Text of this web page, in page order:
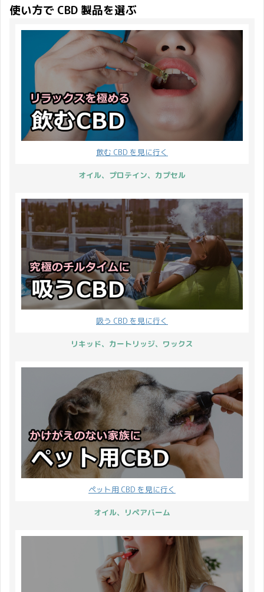
は、Shea BrandのCBDセ
らご紹介です↓ Shea
Brand CBD セラムを使っ
てみての感想 まず見た目
ですがリゾート地をイメ
ージするようなどこかワ
クワクするパッ ...
期間内でのご注文が対象
となります。 続いてポイ
ントについて。 ポイント
10倍 小計に対して 10%
分の ...
ださい。 限定50個で
す。 それでは福袋キャン
ペーンの詳細をお伝えし
ます。 開催期間 完売す
るまで開催 2021年12月
27日(月)から福袋が完売
するまで。 2022年1月5
日から順次発送予定で
す。 続いてポイントにつ
いて。 ポイント10倍 小
計に対して 10% 分のポ
イントが付与されます。
購入で1,000円分のポイ
ント獲得。 保有ポイント
をご使用に ...
が苦手ですがそんなこと
も言っていられないくら
いのうだるような暑さに
早くもバテ気味です…。
水分補給は忘れないよう
にしてくださいね！ 気温
の変動が激しいと心身の
バランスが崩れやすいな
ぁと感じます。 そんな時
は CBD 製品をいつもよ
り多く摂取して、リラッ
作るようにするのはいか
がでしょうか？ 梅雨前な
のに暑さにやられちゃう
そんな時期に CBD ...
使い方で CBD 製品を選ぶ
飲む CBD を見に行く
オイル、プロテイン、カプセル
吸う CBD を見に行く
リキッド、カートリッジ、ワックス
ペット用 CBD を見に行く
オイル、リペアバーム